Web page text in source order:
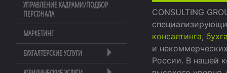
CONSULTING
консалтинга,
и
России. В нашей
УПРАВЛЕНИЕ КАДРАМИ/ПОДБОР
ПЕРСОНАЛА
МАРКЕТИНГ
БУХГАЛТЕРСКИЕ УСЛУГИ